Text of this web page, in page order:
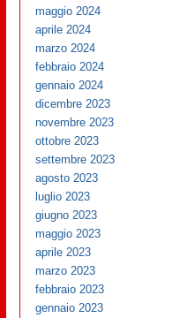
maggio 2024
aprile 2024
marzo 2024
febbraio 2024
gennaio 2024
dicembre 2023
novembre 2023
ottobre 2023
settembre 2023
agosto 2023
luglio 2023
giugno 2023
maggio 2023
aprile 2023
marzo 2023
febbraio 2023
gennaio 2023